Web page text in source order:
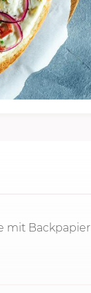
mit Backpapier